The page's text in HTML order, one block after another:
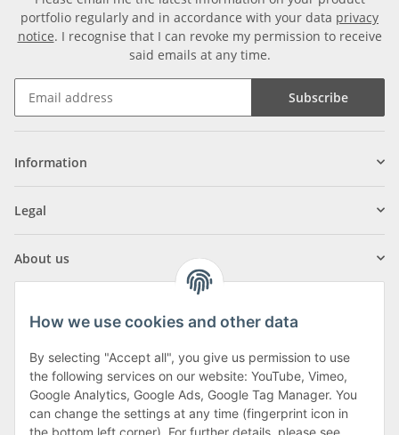
portfolio regularly and in accordance with your data privacy
notice. I recognise that I can revoke my permission to receive
said emails at any time.
Subscribe
Information
Legal
About us
Klagenfurter Street 29
9556 Liebenfels
Monday to Thursday: 8am to 4:30pm
How we use cookies and other data
By selecting "Accept all", you give us permission to use
the following services on our website: YouTube, Vimeo,
Google Analytics, Google Ads, Google Tag Manager. You
can change the settings at any time (fingerprint icon in